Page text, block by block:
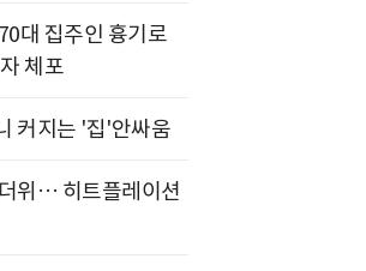
대 집주인 흉기로
체포
커지는 '집'안싸움
위… 히트플레이션